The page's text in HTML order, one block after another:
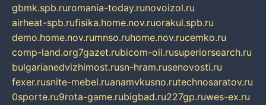
gbmk.spb.ruromania-today.runovoizol.ru
airheat-spb.rufisika.home.nov.ruorakul.spb.ru
demo.home.nov.rumnso.ruhome.nov.rucemko.ru
comp-land.org7gazet.rubicom-oil.rusuperiorsearch.ru
bulgarianedvizhimost.rusn-hram.rusenovosti.ru
fexer.rusnite-mebel.ruanamvkusno.rutechnosaratov.ru
0sporte.ru9rota-game.rubigbad.ru227gp.ruwes-ex.ru